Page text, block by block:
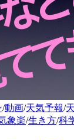
/動画/天気予報/
象楽/生き方/科